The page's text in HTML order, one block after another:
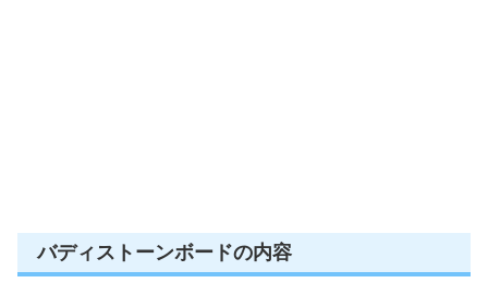
バディストーンボードの内容